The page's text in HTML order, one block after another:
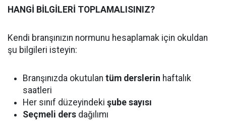
HANGİ BİLGİLERİ TOPLAMALISINIZ?
Kendi branşınızın normunu hesaplamak için okuldan
şu bilgileri isteyin:
Branşınızda okutulan tüm derslerin haftalık
saatleri
Her sınıf düzeyindeki şube sayısı
Seçmeli ders dağılımı